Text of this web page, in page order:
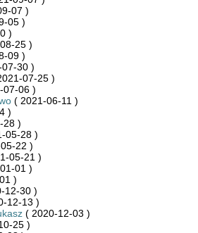
07 )
05 )
)
25 )
09 )
30 )
07-25 )
07-06 )
( 2021-06-11 )
)
28 )
05-28 )
22 )
05-21 )
01 )
)
12-30 )
12-13 )
( 2020-12-03 )
25 )